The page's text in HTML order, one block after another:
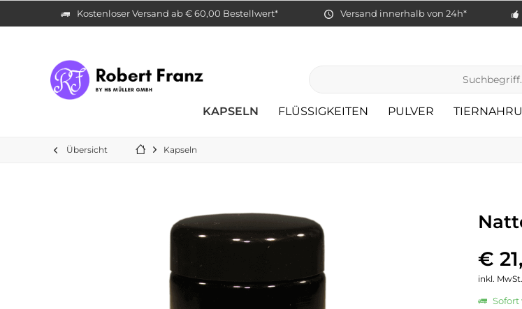
Kostenloser Versand ab € 60,00 Bestellwert* Versand innerhalb von 24h*
KAPSELN FLÜSSIGKEITEN PULVER
Übersicht Kapseln
€
inkl. MwSt.
Sofort